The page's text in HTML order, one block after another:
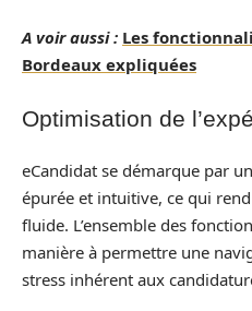
A voir aussi : Les
Bordeaux expliquées
Optimisation de
eCandidat se démarque par
épurée et intuitive, ce qui
fluide. L’ensemble des
manière à permettre une
stress inhérent aux